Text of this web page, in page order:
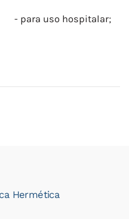
- para uso hospitalar;
Hermética